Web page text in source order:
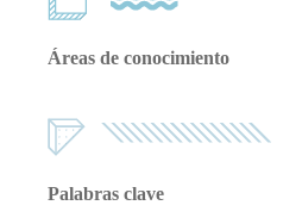
Áreas de conocimiento
Palabras clave